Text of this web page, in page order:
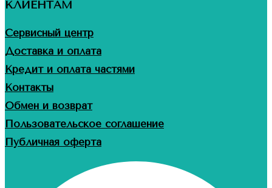
КЛИЕНТАМ
Сервисный центр
Доставка и оплата
Кредит и оплата частями
Контакты
Обмен и возврат
Пользовательское соглашение
Публичная оферта